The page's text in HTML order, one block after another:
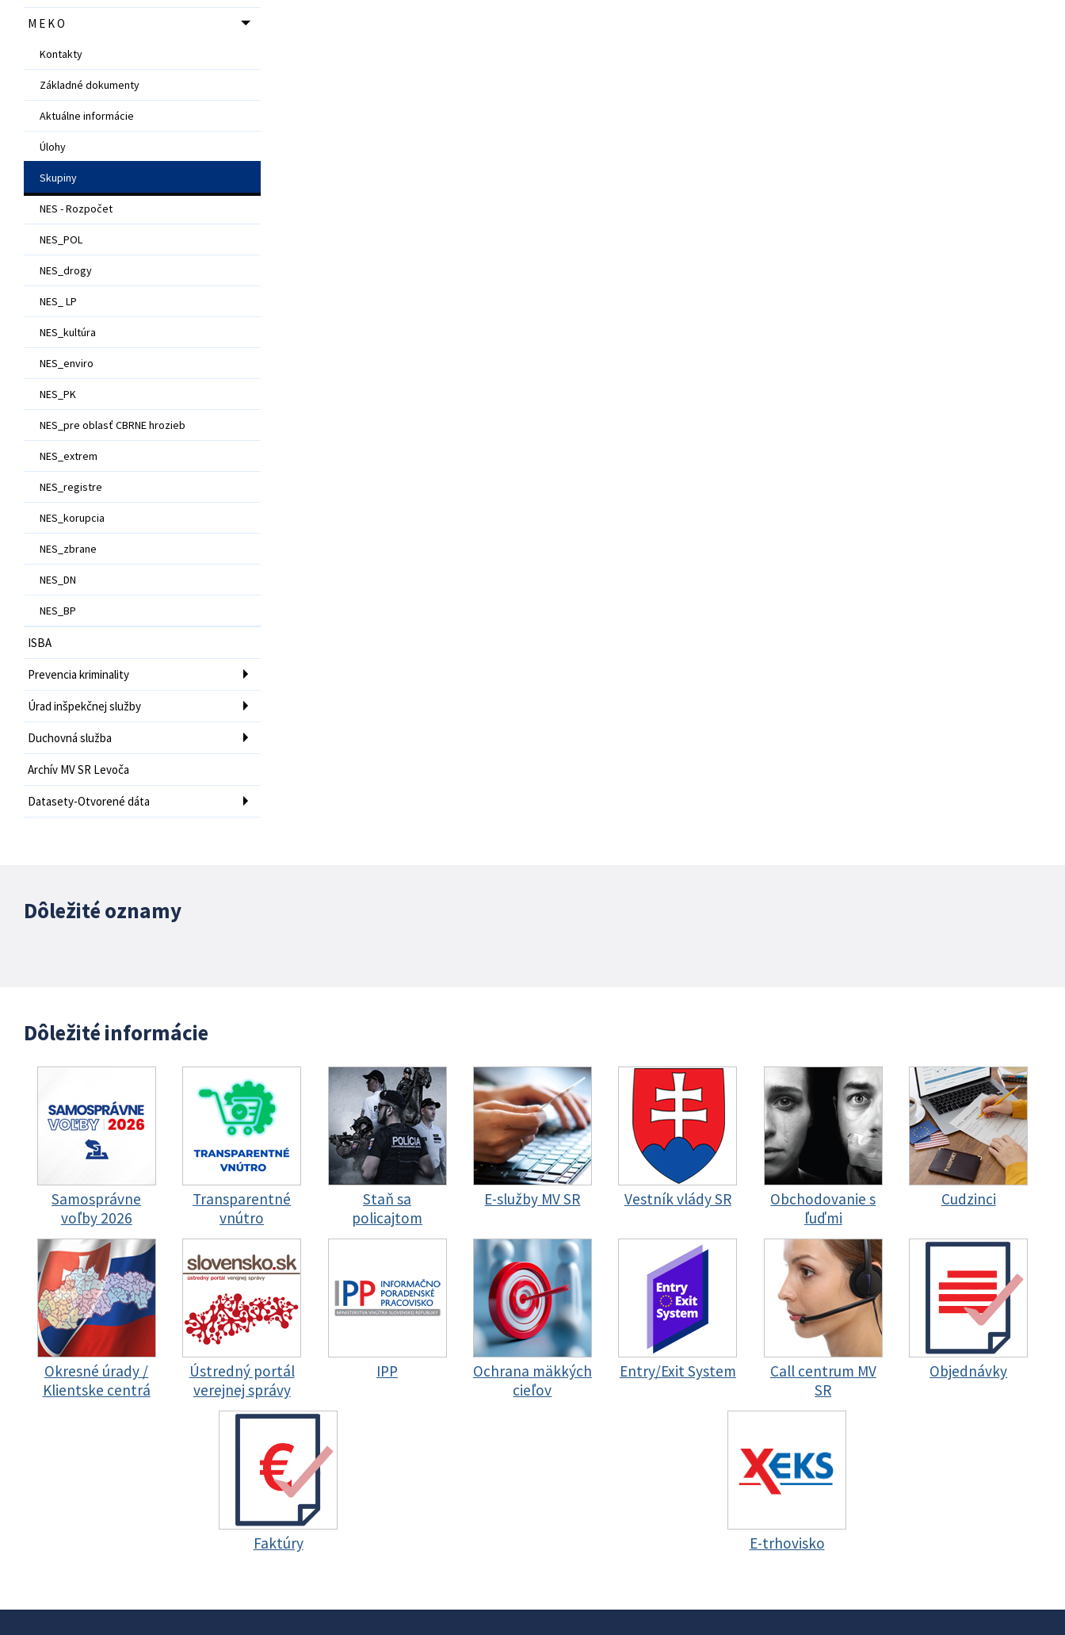
M E K O
Kontakty
Základné dokumenty
Aktuálne informácie
Úlohy
Skupiny
NES - Rozpočet
NES_POL
NES_drogy
NES_ LP
NES_kultúra
NES_enviro
NES_PK
NES_pre oblasť CBRNE hrozieb
NES_extrem
NES_registre
NES_korupcia
NES_zbrane
NES_DN
NES_BP
ISBA
Prevencia kriminality
Úrad inšpekčnej služby
Duchovná služba
Archív MV SR Levoča
Datasety-Otvorené dáta
Dôležité oznamy
Dôležité informácie
Samosprávne
voľby 2026
Transparentné
vnútro
Staň sa
policajtom
E-služby MV SR Vestník vlády SR
Obchodovanie s
ľuďmi
Cudzinci
Okresné úrady /
Klientske centrá
Ústredný portál
verejnej správy
IPP
Ochrana mäkkých
cieľov
Entry/Exit System
Call centrum MV
SR
Objednávky
Faktúry E-trhovisko